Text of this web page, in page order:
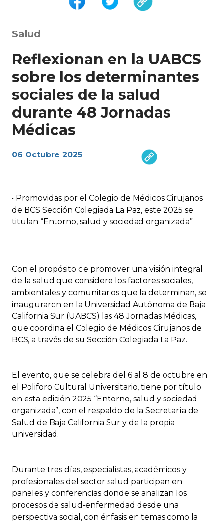
Salud
Reflexionan en la UABCS
sobre los determinantes
sociales de la salud
durante 48 Jornadas
Médicas
06 Octubre 2025
• Promovidas por el Colegio de Médicos Cirujanos
de BCS Sección Colegiada La Paz, este 2025 se
titulan “Entorno, salud y sociedad organizada”
Con el propósito de promover una visión integral
de la salud que considere los factores sociales,
ambientales y comunitarios que la determinan, se
inauguraron en la Universidad Autónoma de Baja
California Sur (UABCS) las 48 Jornadas Médicas,
que coordina el Colegio de Médicos Cirujanos de
BCS, a través de su Sección Colegiada La Paz.
El evento, que se celebra del 6 al 8 de octubre en
el Poliforo Cultural Universitario, tiene por título
en esta edición 2025 “Entorno, salud y sociedad
organizada”, con el respaldo de la Secretaría de
Salud de Baja California Sur y de la propia
universidad.
Durante tres días, especialistas, académicos y
profesionales del sector salud participan en
paneles y conferencias donde se analizan los
procesos de salud-enfermedad desde una
perspectiva social, con énfasis en temas como la